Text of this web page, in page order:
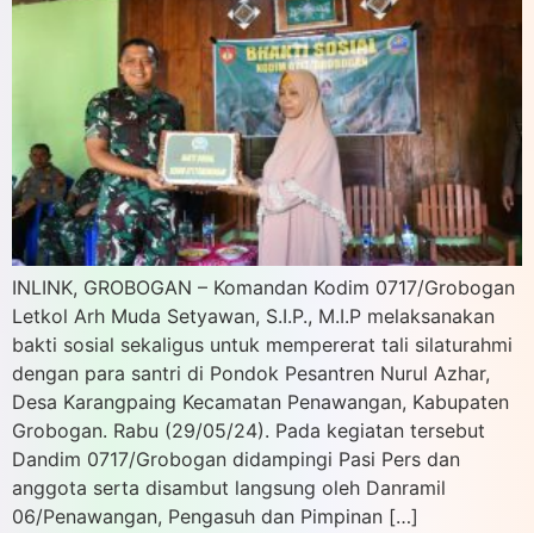
INLINK, GROBOGAN – Komandan Kodim 0717/Grobogan
Letkol Arh Muda Setyawan, S.I.P., M.I.P melaksanakan
bakti sosial sekaligus untuk mempererat tali silaturahmi
dengan para santri di Pondok Pesantren Nurul Azhar,
Desa Karangpaing Kecamatan Penawangan, Kabupaten
Grobogan. Rabu (29/05/24). Pada kegiatan tersebut
Dandim 0717/Grobogan didampingi Pasi Pers dan
anggota serta disambut langsung oleh Danramil
06/Penawangan, Pengasuh dan Pimpinan […]